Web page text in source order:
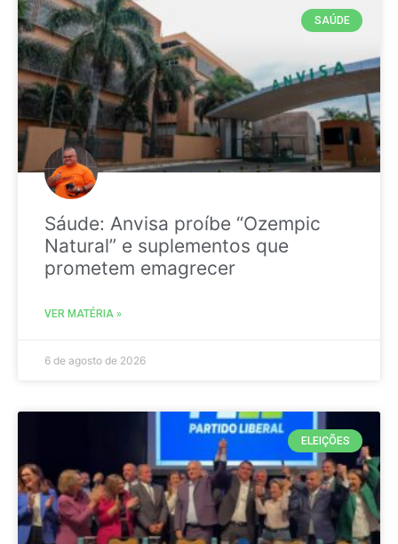
SAÚDE
Sáude: Anvisa proíbe “Ozempic
Natural” e suplementos que
prometem emagrecer
VER MATÉRIA »
6 de agosto de 2026
ELEIÇÕES